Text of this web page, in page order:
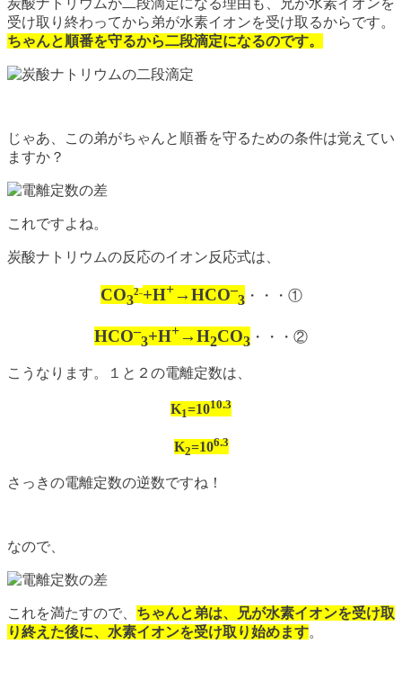
受け取り終わってから弟が水素イオンを受け取るからです。
ちゃんと順番を守るから二段滴定になるのです。
じゃあ、この弟がちゃんと順番を守るための条件は覚えてい
ますか？
これですよね。
炭酸ナトリウムの反応のイオン反応式は、
CO3
2–+H+→HCO–
3 ・・・①
HCO–
3+H+→H2CO3 ・・・②
こうなります。１と２の電離定数は、
K1=1010.3
K2=106.3
さっきの電離定数の逆数ですね！
なので、
これを満たすので、 ちゃんと弟は、兄が水素イオンを受け取
り終えた後に、水素イオンを受け取り始めます。